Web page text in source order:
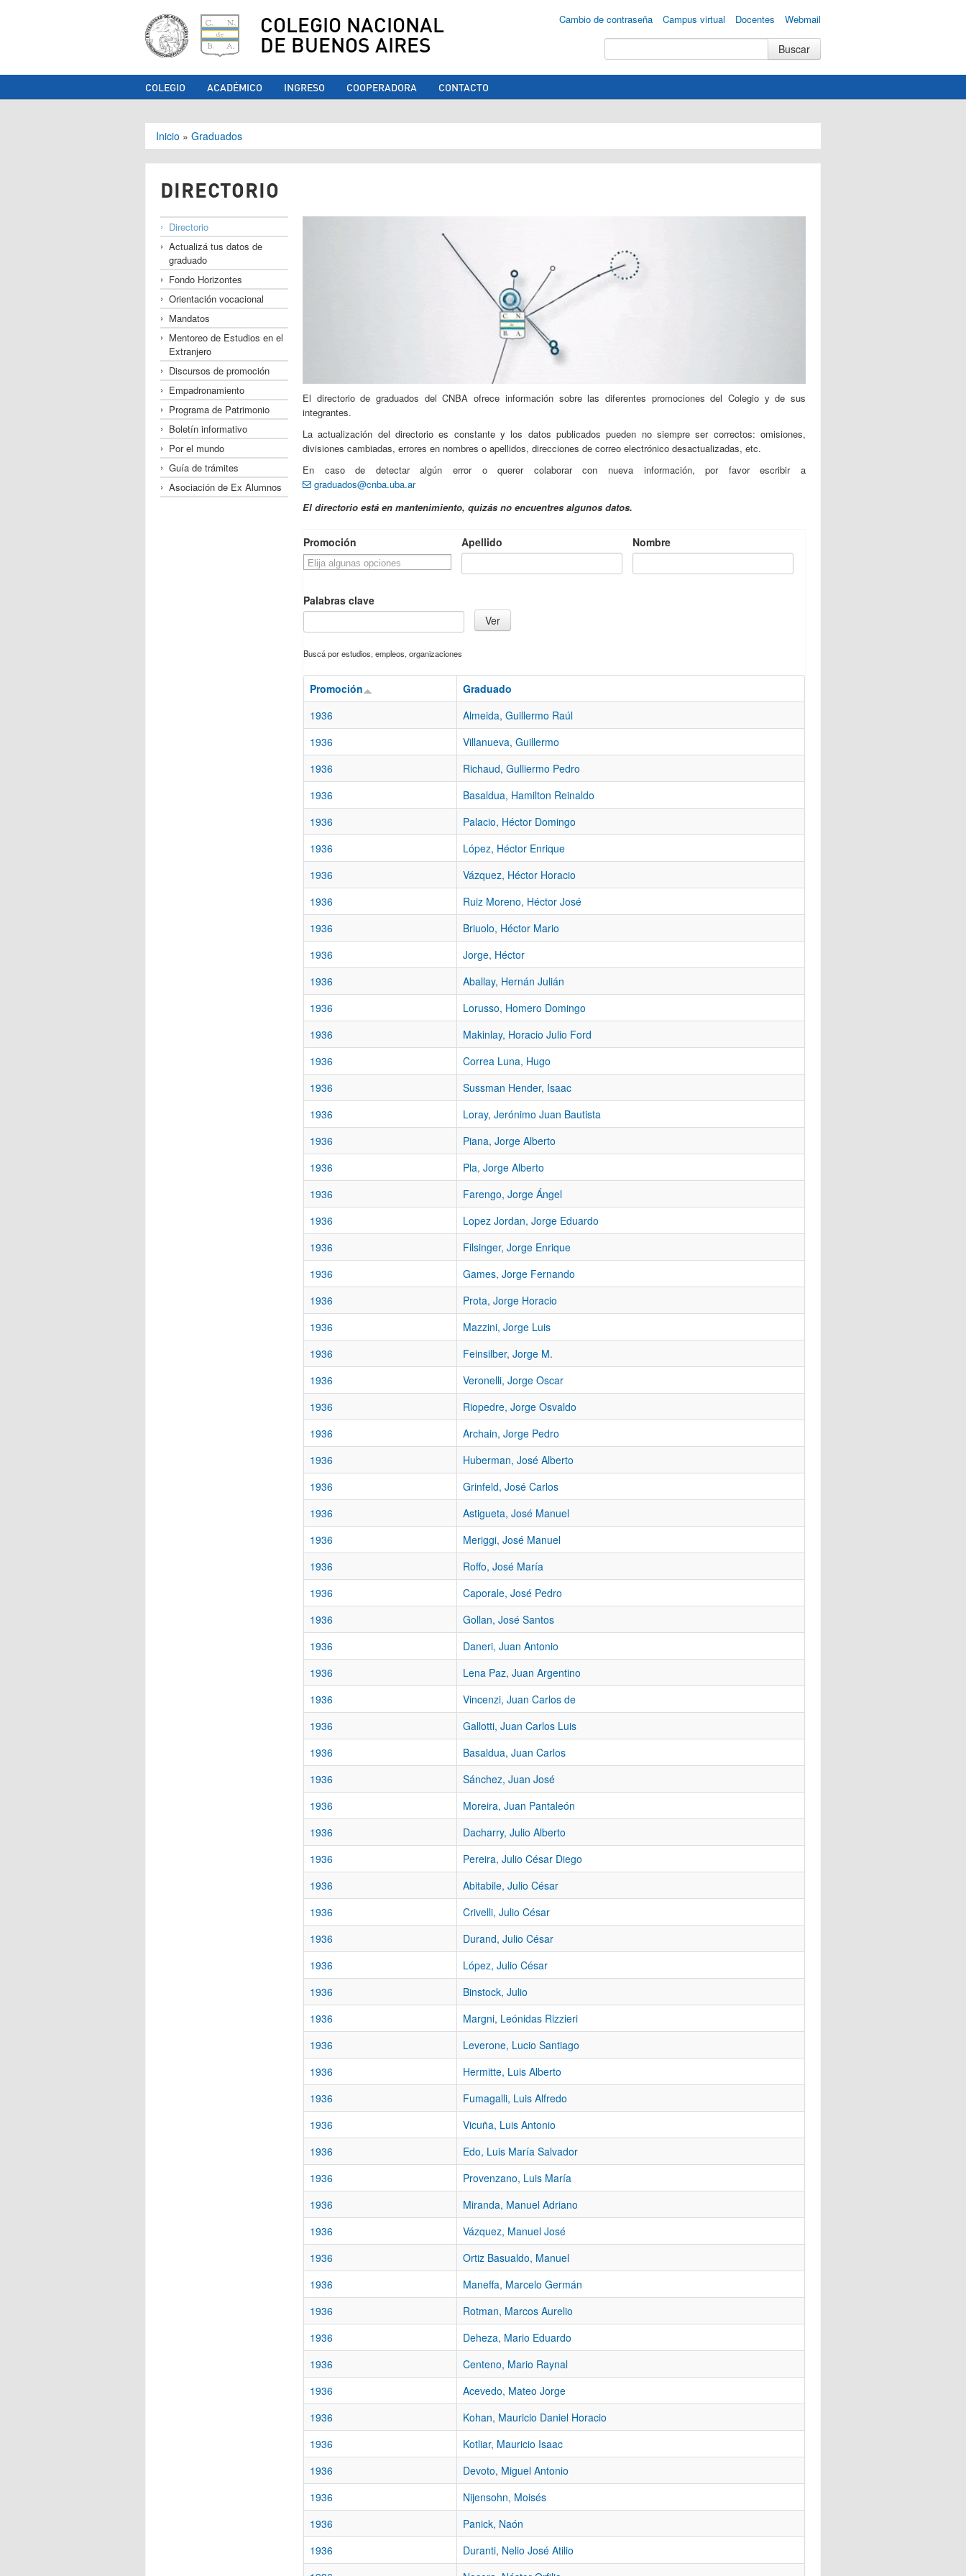
COLEGIO NACIONAL
DE BUENOS AIRES
Cambio de contraseña Campus virtual Docentes Webmail
COLEGIO ACADÉMICO INGRESO COOPERADORA CONTACTO
Se encuentra usted aquí
Inicio » Graduados
DIRECTORIO
Directorio
Actualizá tus datos de
graduado
Fondo Horizontes
Orientación vocacional
Mandatos
Mentoreo de Estudios en el
Extranjero
Discursos de promoción
Empadronamiento
Programa de Patrimonio
Boletín informativo
Por el mundo
Guía de trámites
Asociación de Ex Alumnos
El directorio de graduados del CNBA ofrece información sobre las diferentes promociones del Colegio y de sus
integrantes.
La actualización del directorio es constante y los datos publicados pueden no siempre ser correctos: omisiones,
divisiones cambiadas, errores en nombres o apellidos, direcciones de correo electrónico desactualizadas, etc.
En caso de detectar algún error o querer colaborar con nueva información, por favor escribir a
graduados@cnba.uba.ar
El directorio está en mantenimiento, quizás no encuentres algunos datos.
Promoción Apellido Nombre
Palabras clave
Buscá por estudios, empleos, organizaciones
Promoción
Graduado
1936
Almeida, Guillermo Raúl
1936
Villanueva, Guillermo
1936
Richaud, Gulliermo Pedro
1936
Basaldua, Hamilton Reinaldo
1936
Palacio, Héctor Domingo
1936
López, Héctor Enrique
1936
Vázquez, Héctor Horacio
1936
Ruiz Moreno, Héctor José
1936
Briuolo, Héctor Mario
1936
Jorge, Héctor
1936
Aballay, Hernán Julián
1936
Lorusso, Homero Domingo
1936
Makinlay, Horacio Julio Ford
1936
Correa Luna, Hugo
1936
Sussman Hender, Isaac
1936
Loray, Jerónimo Juan Bautista
1936
Piana, Jorge Alberto
1936
Pla, Jorge Alberto
1936
Farengo, Jorge Ángel
1936
Lopez Jordan, Jorge Eduardo
1936
Filsinger, Jorge Enrique
1936
Games, Jorge Fernando
1936
Prota, Jorge Horacio
1936
Mazzini, Jorge Luis
1936
Feinsilber, Jorge M.
1936
Veronelli, Jorge Oscar
1936
Riopedre, Jorge Osvaldo
1936
Archain, Jorge Pedro
1936
Huberman, José Alberto
1936
Grinfeld, José Carlos
1936
Astigueta, José Manuel
1936
Meriggi, José Manuel
1936
Roffo, José María
1936
Caporale, José Pedro
1936
Gollan, José Santos
1936
Daneri, Juan Antonio
1936
Lena Paz, Juan Argentino
1936
Vincenzi, Juan Carlos de
1936
Gallotti, Juan Carlos Luis
1936
Basaldua, Juan Carlos
1936
Sánchez, Juan José
1936
Moreira, Juan Pantaleón
1936
Dacharry, Julio Alberto
1936
Pereira, Julio César Diego
1936
Abitabile, Julio César
1936
Crivelli, Julio César
1936
Durand, Julio César
1936
López, Julio César
1936
Binstock, Julio
1936
Margni, Leónidas Rizzieri
1936
Leverone, Lucio Santiago
1936
Hermitte, Luis Alberto
1936
Fumagalli, Luis Alfredo
1936
Vicuña, Luis Antonio
1936
Edo, Luis María Salvador
1936
Provenzano, Luis María
1936
Miranda, Manuel Adriano
1936
Vázquez, Manuel José
1936
Ortiz Basualdo, Manuel
1936
Maneffa, Marcelo Germán
1936
Rotman, Marcos Aurelio
1936
Deheza, Mario Eduardo
1936
Centeno, Mario Raynal
1936
Acevedo, Mateo Jorge
1936
Kohan, Mauricio Daniel Horacio
1936
Kotliar, Mauricio Isaac
1936
Devoto, Miguel Antonio
1936
Nijensohn, Moisés
1936
Panick, Naón
1936
Duranti, Nelio José Atilio